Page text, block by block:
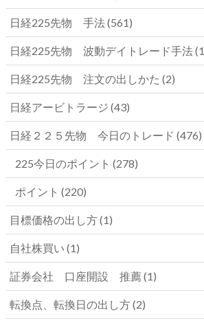
日経225先物 手法(561)
日経225先物 波動デイトレード手法
日経225先物 注文の出しかた (2)
日経アービトラージ (43)
日経２２５先物 今日のトレード (476)
225今日のポイント (278)
ポイント (220)
目標価格の出し方(1)
自社株買い (1)
証券会社 口座開設 推薦(1)
転換点、転換日の出し方(2)